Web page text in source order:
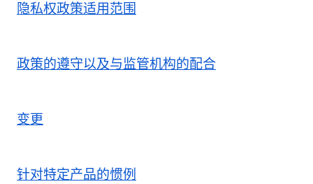
隐私权政策适用范围
政策的遵守以及与监管机构的配合
变更
针对特定产品的惯例